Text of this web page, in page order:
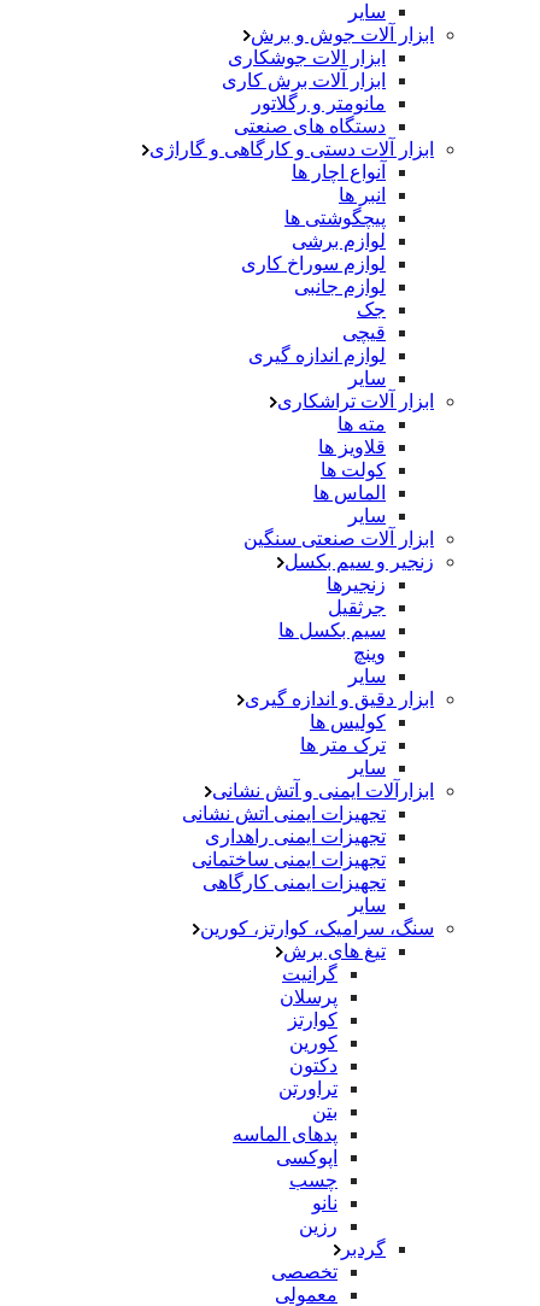
سایر
ابزار آلات جوش و برش
ابزار الات جوشکاری
ابزار آلات برش کاری
مانومتر و رگلاتور
دستگاه های صنعتی
ابزار آلات دستی و کارگاهی و گاراژی
آنواع اچار ها
انبر ها
پیچگوشتی ها
لوازم برشی
لوازم سوراخ کاری
لوازم جانبی
جک
قیچی
لوازم اندازه گیری
سایر
ابزار آلات تراشکاری
مته ها
قلاویز ها
کولت ها
الماس ها
سایر
ابزار آلات صنعتی سنگین
زنجیر و سیم بکسل
زنجیرها
جرثقیل
سیم بکسل ها
وینچ
سایر
ابزار دقیق و اندازه گیری
کولیس ها
ترک متر ها
سایر
ابزارآلات ایمنی و آتش نشانی
تجهیزات ایمنی اتش نشانی
تجهیزات ایمنی راهداری
تجهیزات ایمنی ساختمانی
تجهیزات ایمنی کارگاهی
سایر
سنگ، سرامیک، کوارتز، کورین
تیغ های برش
گرانیت
پرسلان
کوارتز
کورین
دکتون
تراورتن
بتن
پدهای الماسه
اپوکسی
چسب
نانو
رزین
گردبر
تخصصی
معمولی